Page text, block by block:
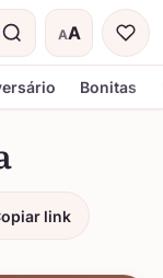
AA
Tamanho do
Bonitas
link